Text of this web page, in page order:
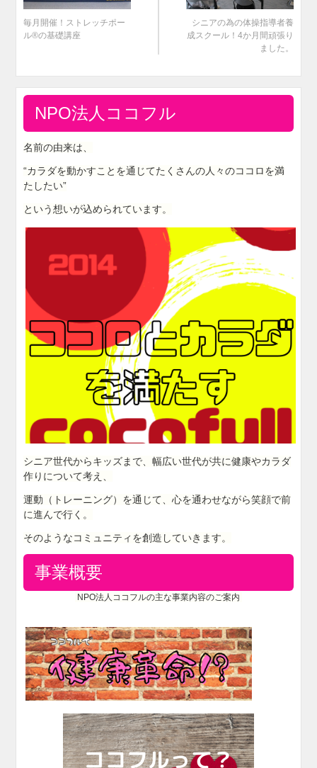
毎月開催！ストレッチポー
ル®の基礎講座
シニアの為の体操指導者養
成スクール！4か月間頑張り
ました。
NPO法人ココフル
名前の由来は、
“カラダを動かすことを通じてたくさんの人々のココロを満
たしたい”
という想いが込められています。
シニア世代からキッズまで、幅広い世代が共に健康やカラダ
作りについて考え、
運動（トレーニング）を通じて、心を通わせながら笑顔で前
に進んで行く。
そのようなコミュニティを創造していきます。
事業概要
NPO法人ココフルの主な事業内容のご案内